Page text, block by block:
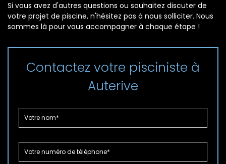
Si vous avez d'autres questions ou souhaitez discuter de
votre projet de piscine, n'hésitez pas à nous solliciter. Nous
sommes là pour vous accompagner à chaque étape !
Contactez votre pisciniste à
Auterive